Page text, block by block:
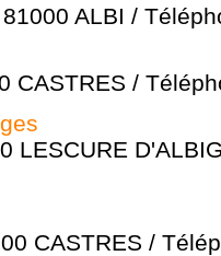
ALBI /
CASTRES /
LESCURE
CASTRES /